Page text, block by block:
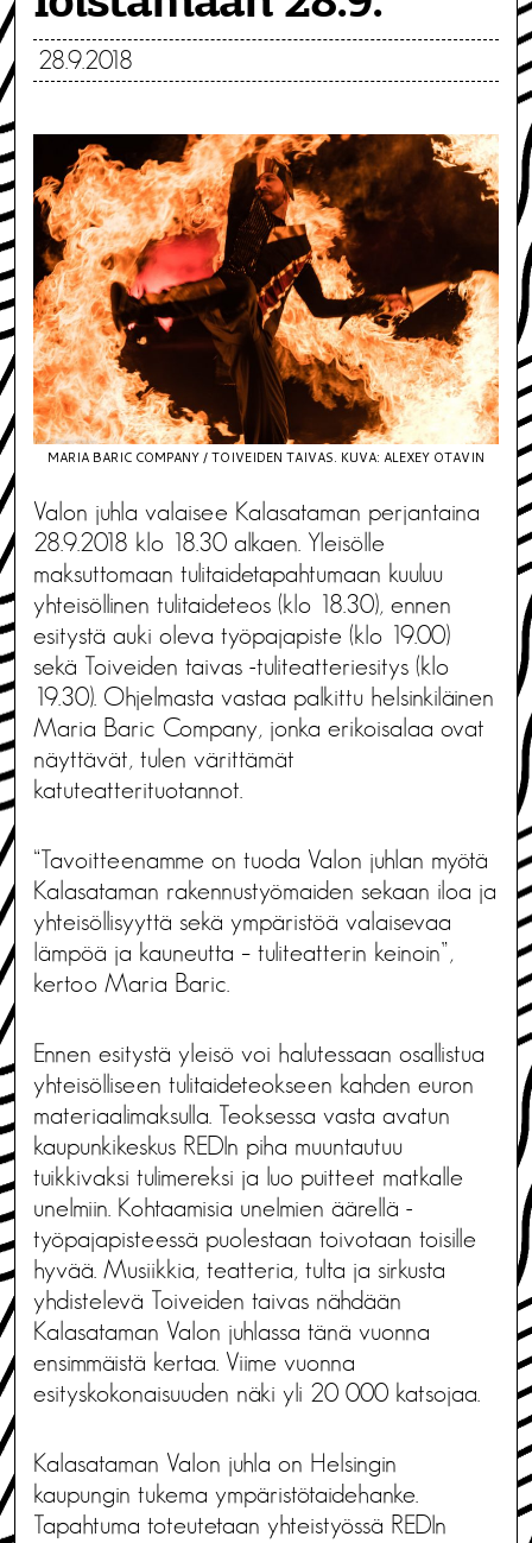
28.9.2018
MARIA BARIC COMPANY / TOIVEIDEN TAIVAS. KUVA: ALEXEY OTAVIN
Valon juhla valaisee Kalasataman perjantaina
28.9.2018 klo 18.30 alkaen. Yleisölle
maksuttomaan tulitaidetapahtumaan kuuluu
yhteisöllinen tulitaideteos (klo 18.30), ennen
esitystä auki oleva työpajapiste (klo 19.00)
sekä Toiveiden taivas -tuliteatteriesitys (klo
19.30). Ohjelmasta vastaa palkittu helsinkiläinen
Maria Baric Company, jonka erikoisalaa ovat
näyttävät, tulen värittämät
katuteatterituotannot.
“Tavoitteenamme on tuoda Valon juhlan myötä
Kalasataman rakennustyömaiden sekaan iloa ja
yhteisöllisyyttä sekä ympäristöä valaisevaa
lämpöä ja kauneutta – tuliteatterin keinoin”,
kertoo Maria Baric.
Ennen esitystä yleisö voi halutessaan osallistua
yhteisölliseen tulitaideteokseen kahden euron
materiaalimaksulla. Teoksessa vasta avatun
kaupunkikeskus REDIn piha muuntautuu
tuikkivaksi tulimereksi ja luo puitteet matkalle
unelmiin. Kohtaamisia unelmien äärellä -
työpajapisteessä puolestaan toivotaan toisille
hyvää. Musiikkia, teatteria, tulta ja sirkusta
yhdistelevä Toiveiden taivas nähdään
Kalasataman Valon juhlassa tänä vuonna
ensimmäistä kertaa. Viime vuonna
esityskokonaisuuden näki yli 20 000 katsojaa.
Kalasataman Valon juhla on Helsingin
kaupungin tukema ympäristötaidehanke.
Tapahtuma toteutetaan yhteistyössä REDIn